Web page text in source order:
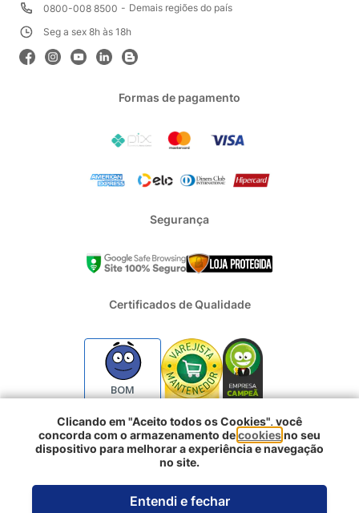
0800-008 8500
Demais regiões do país
Seg a sex 8h às 18h
Formas de pagamento
Segurança
Certificados de Qualidade
BOM
2024 - Todos os direitos reservados | REFRIGERACAO DUFRIO
COMERCIO E IMPORTACAO S.A. | CNPJ : 01.754.239/0001-10 |
Porto Alegre RS - CEP: 90230-011
Clicando em "Aceito todos os Cookies", você
concorda com o armazenamento decookiesno seu
dispositivo para melhorar a experiência e navegação
no site.
Entendi e fechar